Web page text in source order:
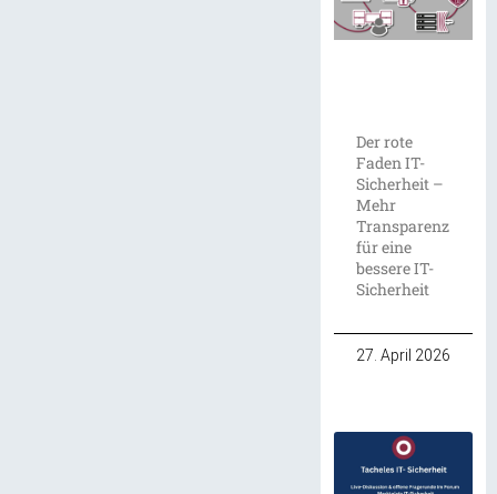
Der rote
Faden IT-
Sicherheit –
Mehr
Transparenz
für eine
bessere IT-
Sicherheit
27. April 2026